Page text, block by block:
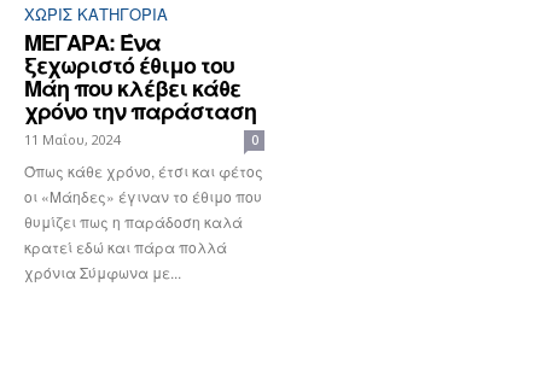
ΧΩΡΊΣ ΚΑΤΗΓΟΡΊΑ
ΜΕΓΑΡΑ: Ένα
ξεχωριστό έθιμο του
Μάη που κλέβει κάθε
χρόνο την παράσταση
11 Μαΐου, 2024 0
Όπως κάθε χρόνο, έτσι και φέτος
οι «Μάηδες» έγιναν το έθιμο που
θυμίζει πως η παράδοση καλά
κρατεί εδώ και πάρα πολλά
χρόνια Σύμφωνα με...